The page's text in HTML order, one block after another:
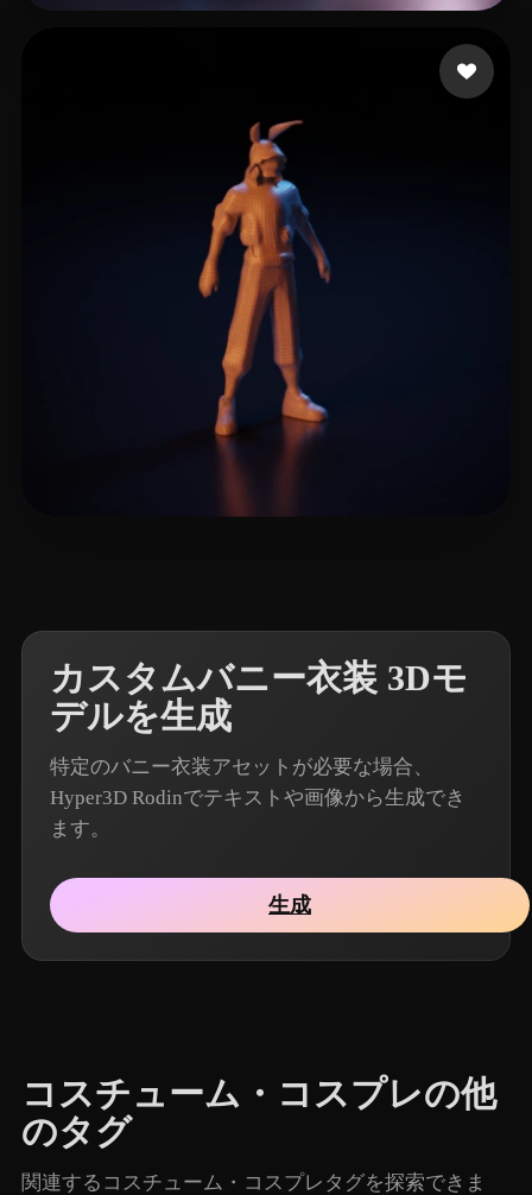
カスタムバニー衣装 3Dモ
デルを生成
特定のバニー衣装アセットが必要な場合、
Hyper3D Rodinでテキストや画像から生成でき
ます。
生成
コスチューム・コスプレの他
のタグ
関連するコスチューム・コスプレタグを探索できま